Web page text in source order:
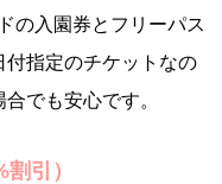
の入園券とフリーパス
付指定のチケットなの
でも安心です。
引）